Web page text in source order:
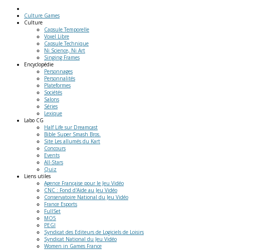
Culture Games
Culture
Capsule Temporelle
Voxel Libre
Capsule Technique
Ni Science, Ni Art
Singing Frames
Encyclopédie
Personnages
Personnalités
Plateformes
Sociétés
Salons
Séries
Lexique
Labo CG
Half Life sur Dreamcast
Bible Super Smash Bros.
Site Les allumés du Kart
Concours
Events
All-Stars
Quiz
Liens utiles
Agence Française pour le Jeu Vidéo
CNC : Fond d'Aide au Jeu Vidéo
Conservatoire National du Jeu Vidéo
France Esports
FullSet
MO5
PEGI
Syndicat des Editeurs de Logiciels de Loisirs
Syndicat National du Jeu Vidéo
Women in Games France